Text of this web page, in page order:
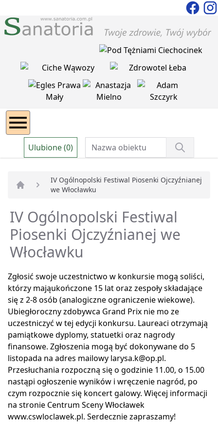
Ulubione (0)
Strona główna
IV Ogólnopolski Festiwal Piosenki Ojczyźnianej
we Włocławku
IV Ogólnopolski Festiwal
Piosenki Ojczyźnianej we
Włocławku
Zgłosić swoje uczestnictwo w konkursie mogą soliści,
którzy mająukończone 15 lat oraz zespoły składające
się z 2-8 osób (analogiczne ograniczenie wiekowe).
Ubiegłoroczny zdobywca Grand Prix nie mo ze
uczestniczyć w tej edycji konkursu. Laureaci otrzymają
pamiątkowe dyplomy, statuetki oraz nagrody
finansowe. Zgłoszenia mogą być dokonywane do 5
listopada na adres mailowy larysa.k@op.pl.
Przesłuchania rozpoczną się o godzinie 11.00, o 15.00
nastąpi ogłoszenie wyników i wręczenie nagród, po
czym rozpocznie się koncert galowy. Więcej informacji
na stronie Centrum Sceny Włocławek
www.cswloclawek.pl. Serdecznie zapraszamy!